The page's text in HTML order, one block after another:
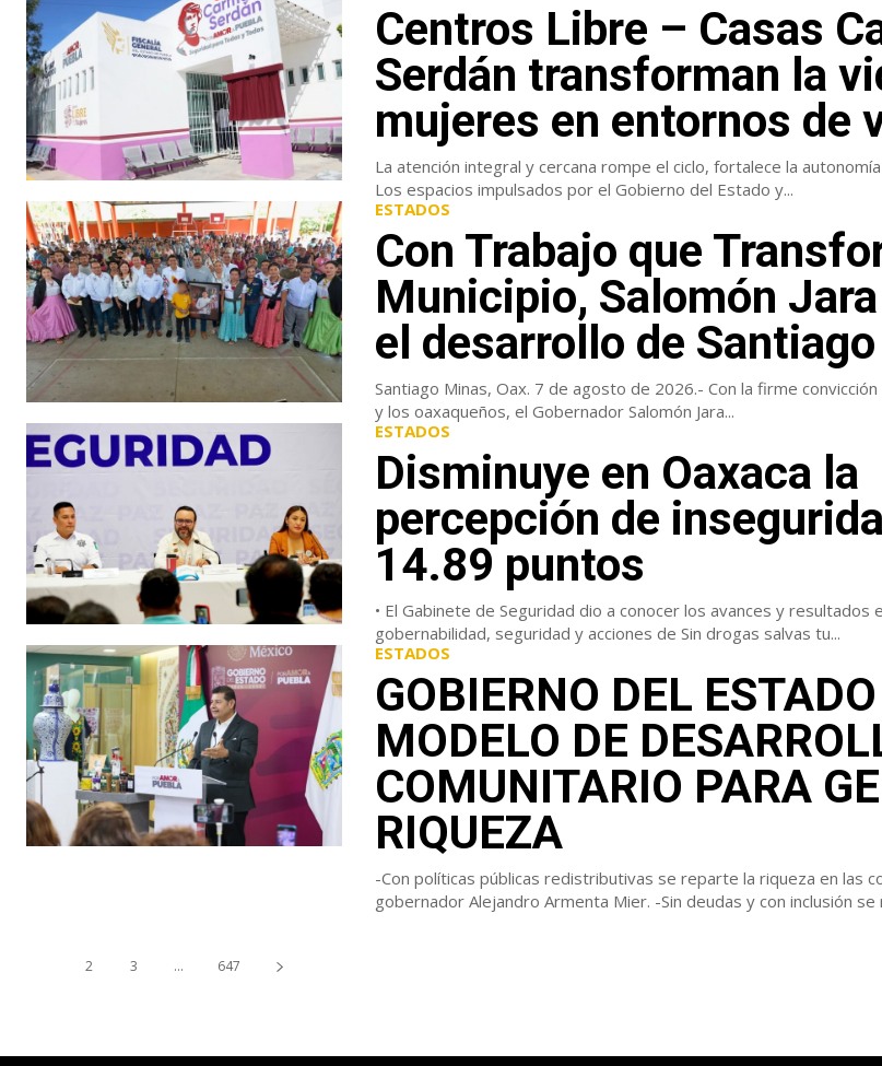
Centros Libre – Casas
Serdán transforman la
mujeres en entornos de
La atención integral y cercana rompe el ciclo, fortalece la
Los espacios impulsados por el Gobierno del Estado y...
ESTADOS
Con Trabajo que
Municipio, Salomón
el desarrollo de
Santiago Minas, Oax. 7 de agosto de 2026.- Con la firme
y los oaxaqueños, el Gobernador Salomón Jara...
ESTADOS
Disminuye en Oaxaca la
percepción de
14.89 puntos
• El Gabinete de Seguridad dio a conocer los avances y resultados
gobernabilidad, seguridad y acciones de Sin drogas salvas tu...
ESTADOS
GOBIERNO DEL
MODELO DE
COMUNITARIO PARA
RIQUEZA
-Con políticas públicas redistributivas se reparte la riqueza en las
gobernador Alejandro Armenta Mier. -Sin deudas y con
2 3 ... 647